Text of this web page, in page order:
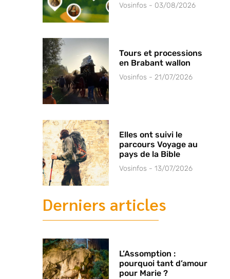
Vosinfos 03/08/2026
Tours et processions
en Brabant wallon
Vosinfos 21/07/2026
Elles ont suivi le
parcours Voyage au
pays de la Bible
Vosinfos 13/07/2026
Derniers articles
L’Assomption :
pourquoi tant d’amour
pour Marie ?